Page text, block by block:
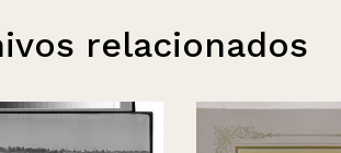
relacionados